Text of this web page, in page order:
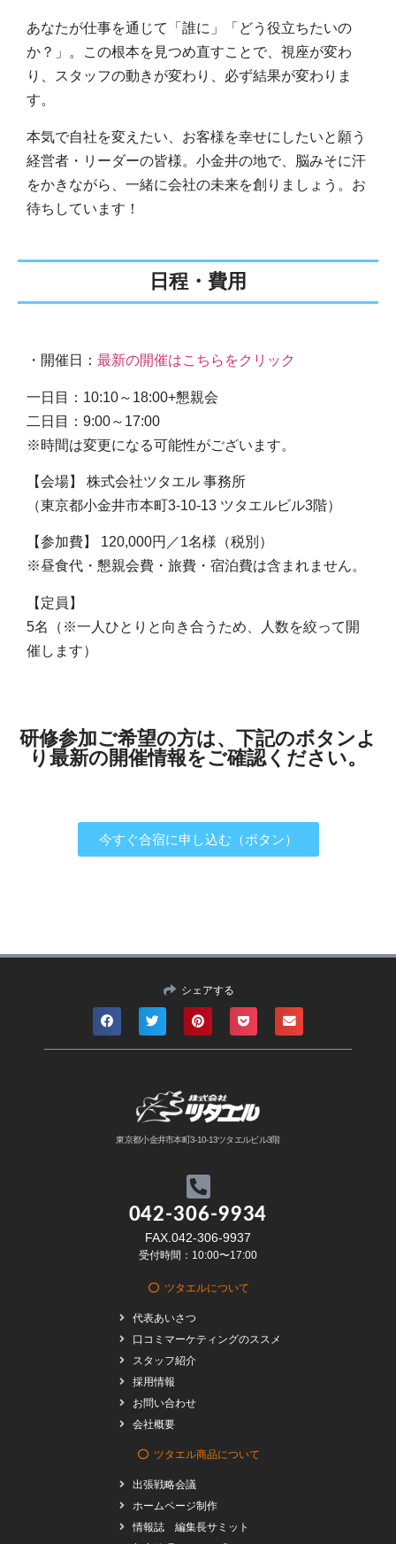
あなたが仕事を通じて「誰に」「どう役立ちたいの
か？」。この根本を見つめ直すことで、視座が変わ
り、スタッフの動きが変わり、必ず結果が変わりま
す。
本気で自社を変えたい、お客様を幸せにしたいと願う
経営者・リーダーの皆様。小金井の地で、脳みそに汗
をかきながら、一緒に会社の未来を創りましょう。お
待ちしています！
日程・費用
・開催日： 最新の開催はこちらをクリック
一日目：10:10～18:00+懇親会
二日目：9:00～17:00
※時間は変更になる可能性がございます。
【会場】 株式会社ツタエル 事務所
（東京都小金井市本町3-10-13 ツタエルビル3階）
【参加費】 120,000円／1名様（税別）
※昼食代・懇親会費・旅費・宿泊費は含まれません。
【定員】
5名（※一人ひとりと向き合うため、人数を絞って開
催します）
研修参加ご希望の方は、下記のボタンよ
り最新の開催情報をご確認ください。
今すぐ合宿に申し込む（ボタン）
シェアする
東京都小金井市本町3-10-13ツタエルビル3階
042-306-9934
FAX.042-306-9937
受付時間：10:00〜17:00
ツタエルについて
代表あいさつ
口コミマーケティングのススメ
スタッフ紹介
採用情報
お問い合わせ
会社概要
ツタエル商品について
出張戦略会議
ホームページ制作
情報誌 編集長サミット